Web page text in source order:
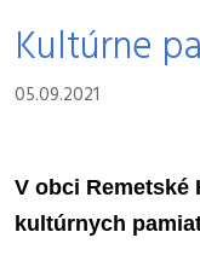
Kultúrne
05.09.2021
V obci Remetské
kultúrnych